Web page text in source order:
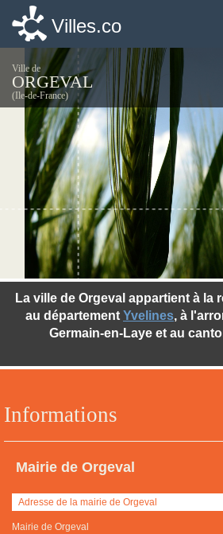
Villes.co
Ville de
ORGEVAL
(Ile-de-France)
Informations
Mairie de Orgeval
Adresse de la mairie de Orgeval
Mairie de Orgeval
La ville de Orgeval appartient à la
au département Yvelines, à
Germain-en-Laye et au
Villes.co